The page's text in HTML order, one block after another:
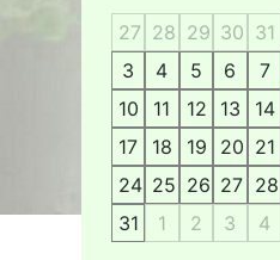
27 28 29 30 31
3
4 5 6 7
10
11 12 13 14
17
18 19 20 21
24 25 26 27 28
31
1 2 3 4